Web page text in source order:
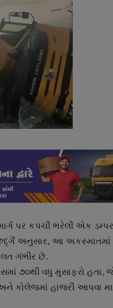
પર કપચી ભરેલી એક
અનુસાર, આ અકસ્માતમાં
ગંભીર છે.
૭૦થી વધુ મુસાફરો હતા,
કોલેજમાં હાજરી આપવા